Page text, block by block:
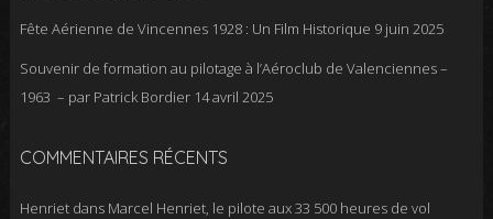
Fête Aérienne de Vincennes 1928 : Un Film Historique 9 juin 2025
Souvenir de formation au pilotage à l’Aéroclub de Valenciennes –
1963 – par Patrick Bordier 14 avril 2025
COMMENTAIRES RÉCENTS
Henrietdans Marcel Henriet, le pilote aux 33 500 heures de vol